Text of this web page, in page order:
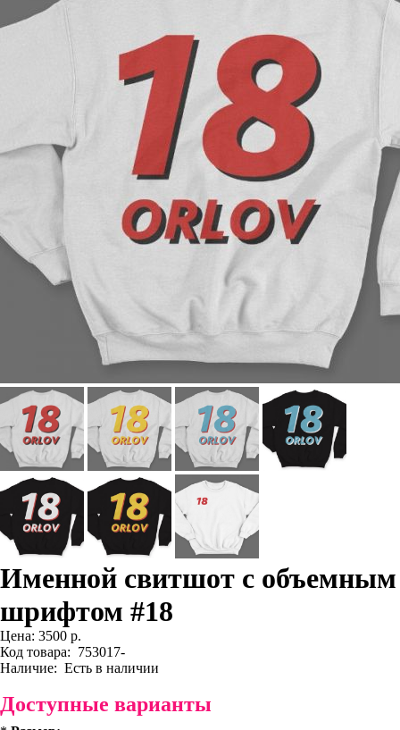
Именной свитшот с объемным
шрифтом #18
Цена: 3500 р.
Код товара: 753017-
Наличие: Есть в наличии
Доступные варианты